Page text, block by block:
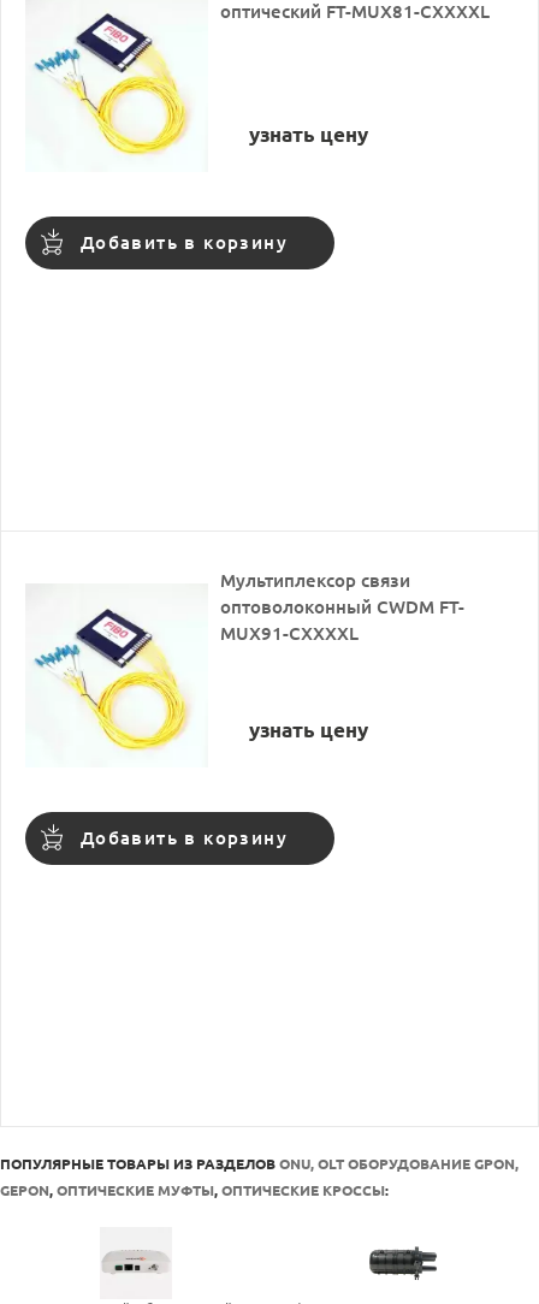
оптический FT-MUX81-CXXXXL
узнать цену
Добавить в корзину
Мультиплексор связи
оптоволоконный CWDM FT-
MUX91-CXXXXL
узнать цену
Добавить в корзину
ПОПУЛЯРНЫЕ ТОВАРЫ ИЗ РАЗДЕЛОВ ONU, OLT ОБОРУДОВАНИЕ GPON,
GEPON, ОПТИЧЕСКИЕ МУФТЫ, ОПТИЧЕСКИЕ КРОССЫ: